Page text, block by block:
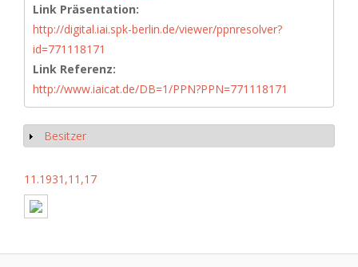
Link Präsentation:
http://digital.iai.spk-berlin.de/viewer/ppnresolver?
id=771118171
Link Referenz:
http://www.iaicat.de/DB=1/PPN?PPN=771118171
Show
Besitzer
11.1931,11,17